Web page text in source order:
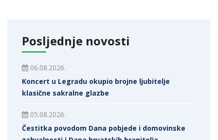
Posljednje novosti
06.08.2026.
Koncert u Legradu okupio brojne ljubitelje
klasične sakralne glazbe
05.08.2026.
Čestitka povodom Dana pobjede i domovinske